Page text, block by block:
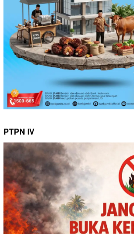
PTPN IV